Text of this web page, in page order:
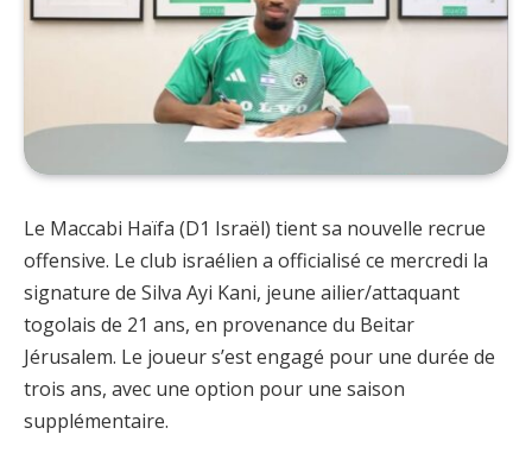
Le Maccabi Haïfa (D1 Israël) tient sa nouvelle recrue
offensive. Le club israélien a officialisé ce mercredi la
signature de Silva Ayi Kani, jeune ailier/attaquant
togolais de 21 ans, en provenance du Beitar
Jérusalem. Le joueur s’est engagé pour une durée de
trois ans, avec une option pour une saison
supplémentaire.